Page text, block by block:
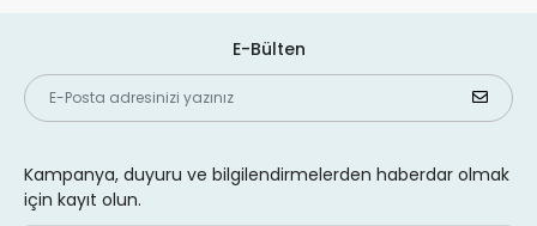
E-Bülten
Kampanya, duyuru ve bilgilendirmelerden haberdar olmak
için kayıt olun.